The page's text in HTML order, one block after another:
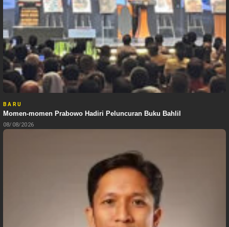
BARU
Momen-momen Prabowo Hadiri Peluncuran Buku Bahlil
08/08/2026